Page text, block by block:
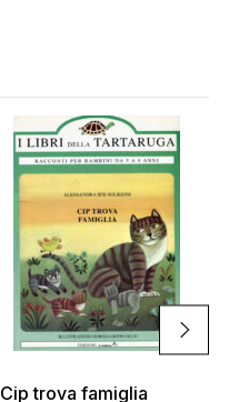
Cip trova famiglia